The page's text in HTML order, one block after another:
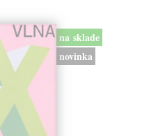
na sklade
novinka